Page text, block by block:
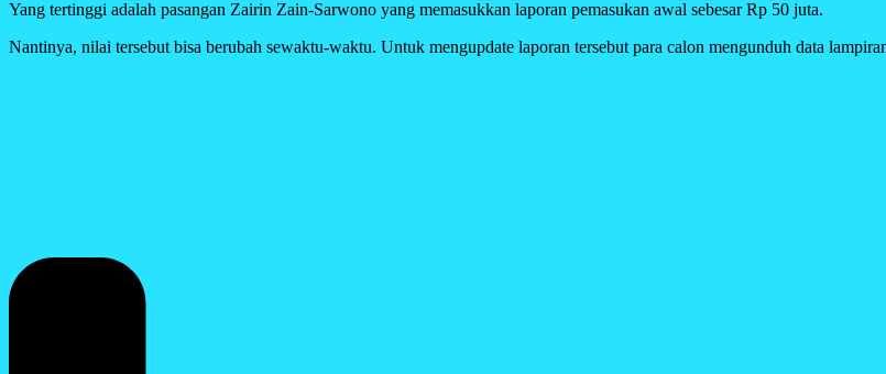
Yang tertinggi adalah pasangan Zairin Zain-Sarwono yang memasukkan laporan pemasukan awal sebesar Rp 50 juta.
Nantinya, nilai tersebut bisa berubah sewaktu-waktu. Untuk mengupdate laporan tersebut para calon mengunduh data